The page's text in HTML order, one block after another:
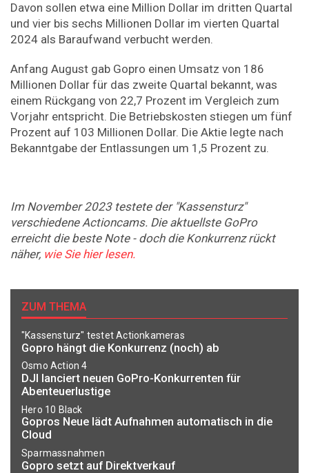
Davon sollen etwa eine Million Dollar im dritten Quartal
und vier bis sechs Millionen Dollar im vierten Quartal
2024 als Baraufwand verbucht werden.
Anfang August gab Gopro einen Umsatz von 186
Millionen Dollar für das zweite Quartal bekannt, was
einem Rückgang von 22,7 Prozent im Vergleich zum
Vorjahr entspricht. Die Betriebskosten stiegen um fünf
Prozent auf 103 Millionen Dollar. Die Aktie legte nach
Bekanntgabe der Entlassungen um 1,5 Prozent zu.
Im November 2023 testete der "Kassensturz"
verschiedene Actioncams. Die aktuellste GoPro
erreicht die beste Note - doch die Konkurrenz rückt
näher, wie Sie hier lesen.
ZUM THEMA
"Kassensturz" testet Actionkameras
Gopro hängt die Konkurrenz (noch) ab
Osmo Action 4
DJI lanciert neuen GoPro-Konkurrenten für
Abenteuerlustige
Hero 10 Black
Gopros Neue lädt Aufnahmen automatisch in die
Cloud
Sparmassnahmen
Gopro setzt auf Direktverkauf